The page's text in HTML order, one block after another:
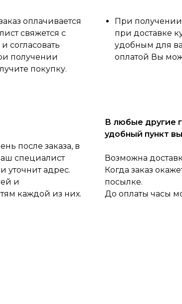
оплачивается
свяжется с
согласовать
получении
покупку.
При получении
при доставке
удобным для
оплатой Вы
после заказа, в
специалист
уточнит адрес.
и
каждой из них.
В любые другие
удобный пункт
Возможна
Когда заказ
посылке.
До оплаты часы